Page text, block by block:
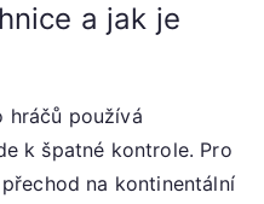
a jak je
hráčů používá
k špatné kontrole. Pro
na kontinentální